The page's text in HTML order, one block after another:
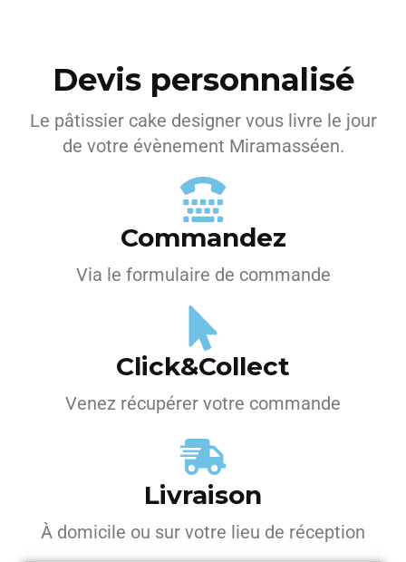
Devis personnalisé
Le pâtissier cake designer vous livre le jour
de votre évènement Miramasséen.
Commandez
Via le formulaire de commande
Click&Collect
Venez récupérer votre commande
Livraison
À domicile ou sur votre lieu de réception